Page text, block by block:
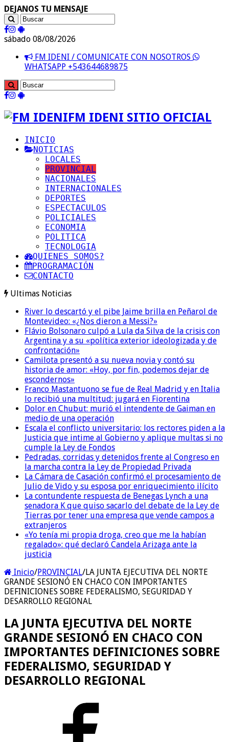
DEJANOS TU MENSAJE
sábado 08/08/2026
FM IDENI / COMUNICATE CON NOSOTROS
WHATSAPP +543644689875
FM IDENI SITIO OFICIAL
INICIO
NOTICIAS
LOCALES
PROVINCIAL
NACIONALES
INTERNACIONALES
DEPORTES
ESPECTACULOS
POLICIALES
ECONOMIA
POLITICA
TECNOLOGIA
QUIENES SOMOS?
PROGRAMACIÓN
CONTACTO
Ultimas Noticias
River lo descartó y el pibe Jaime brilla en Peñarol de
Montevideo: «¿Nos dieron a Messi?»
Flávio Bolsonaro culpó a Lula da Silva de la crisis con
Argentina y a su «política exterior ideologizada y de
confrontación»
Camilota presentó a su nueva novia y contó su
historia de amor: «Hoy, por fin, podemos dejar de
escondernos»
Franco Mastantuono se fue de Real Madrid y en Italia
lo recibió una multitud: jugará en Fiorentina
Dolor en Chubut: murió el intendente de Gaiman en
medio de una operación
Escala el conflicto universitario: los rectores piden a la
Justicia que intime al Gobierno y aplique multas si no
cumple la Ley de Fondos
Pedradas, corridas y detenidos frente al Congreso en
la marcha contra la Ley de Propiedad Privada
La Cámara de Casación confirmó el procesamiento de
Julio de Vido y su esposa por enriquecimiento ilícito
La contundente respuesta de Benegas Lynch a una
senadora K que quiso sacarlo del debate de la Ley de
Tierras por tener una empresa que vende campos a
extranjeros
«Yo tenía mi propia droga, creo que me la habían
regalado»: qué declaró Candela Arizaga ante la
justicia
Inicio/PROVINCIAL/LA JUNTA EJECUTIVA DEL NORTE
GRANDE SESIONÓ EN CHACO CON IMPORTANTES
DEFINICIONES SOBRE FEDERALISMO, SEGURIDAD Y
DESARROLLO REGIONAL
LA JUNTA EJECUTIVA DEL NORTE
GRANDE SESIONÓ EN CHACO CON
IMPORTANTES DEFINICIONES SOBRE
FEDERALISMO, SEGURIDAD Y
DESARROLLO REGIONAL